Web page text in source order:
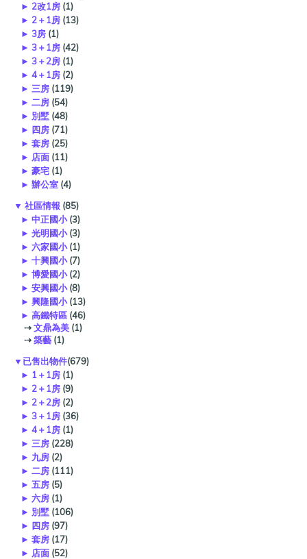
► 2改1房 (1)
► 2＋1房 (13)
► 3房 (1)
► 3＋1房 (42)
► 3＋2房 (1)
► 4＋1房 (2)
► 三房 (119)
► 二房 (54)
► 別墅 (48)
► 四房 (71)
► 套房 (25)
► 店面 (11)
► 豪宅 (1)
► 辦公室 (4)
▼ 社區情報 (85)
► 中正國小(3)
► 光明國小(3)
► 六家國小(1)
► 十興國小(7)
► 博愛國小(2)
► 安興國小(8)
► 興隆國小(13)
► 高鐵特區 (46)
⇢文鼎為美 (1)
⇢築藝 (1)
▼ 已售出物件(679)
► 1＋1房 (1)
► 2＋1房 (9)
► 2＋2房 (2)
► 3＋1房 (36)
► 4＋1房 (1)
► 三房 (228)
► 九房 (2)
► 二房 (111)
► 五房 (5)
► 六房 (1)
► 別墅 (106)
► 四房 (97)
► 套房 (17)
► 店面 (52)